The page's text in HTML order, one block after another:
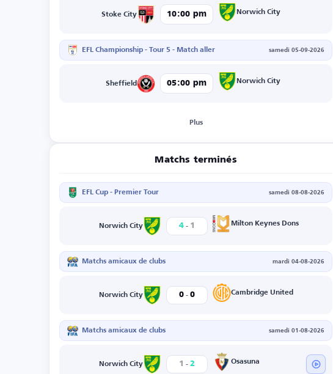
Stoke City 10:00 pm Norwich City
EFL Championship - Tour 5 - Match aller samedi 05-09-2026
Sheffield 05:00 pm Norwich City
Plus
Matchs terminés
EFL Cup - Premier Tour samedi 08-08-2026
Norwich City 4 - 1 Milton Keynes Dons
Matchs amicaux de clubs mardi 04-08-2026
Norwich City 0 - 0 Cambridge United
Matchs amicaux de clubs samedi 01-08-2026
Norwich City 1 - 2 Osasuna